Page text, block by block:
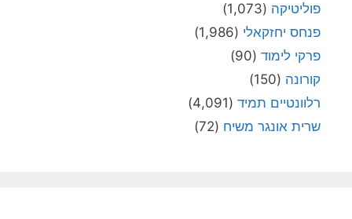
פוליטיקה (1,073)
פנחס יחזקאלי (1,986)
פרקי לימוד (90)
קורונה (150)
רלוונטיים תמיד (4,091)
שרית אונגר משיח (72)